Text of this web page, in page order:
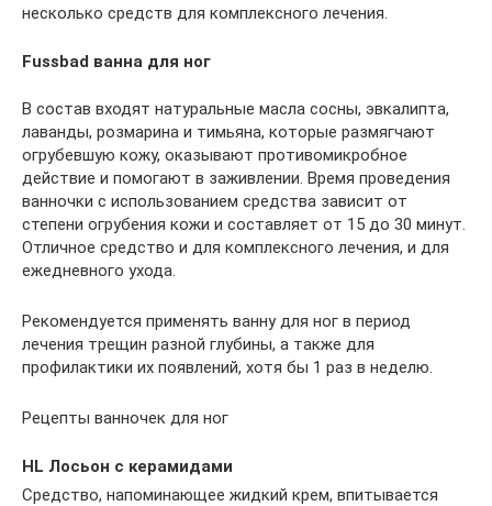
несколько средств для комплексного лечения.
Fussbad ванна для ног
В состав входят натуральные масла сосны, эвкалипта,
лаванды, розмарина и тимьяна, которые размягчают
огрубевшую кожу, оказывают противомикробное
действие и помогают в заживлении. Время проведения
ванночки с использованием средства зависит от
степени огрубения кожи и составляет от 15 до 30 минут.
Отличное средство и для комплексного лечения, и для
ежедневного ухода.
Рекомендуется применять ванну для ног в период
лечения трещин разной глубины, а также для
профилактики их появлений, хотя бы 1 раз в неделю.
Рецепты ванночек для ног
HL Лосьон с керамидами
Средство, напоминающее жидкий крем, впитывается